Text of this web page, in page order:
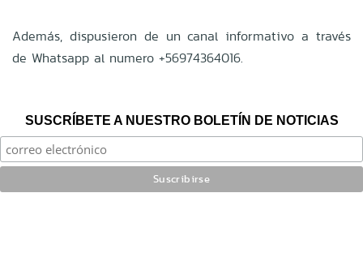
Además, dispusieron de un canal informativo a través
de Whatsapp al numero +56974364016.
SUSCRÍBETE A NUESTRO BOLETÍN DE NOTICIAS